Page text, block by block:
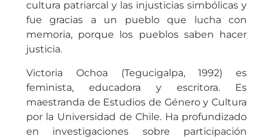
cultura patriarcal y las injusticias simbólicas y
fue gracias a un pueblo que lucha con
memoria, porque los pueblos saben hacer
justicia.
Victoria Ochoa (Tegucigalpa, 1992) es
feminista, educadora y escritora. Es
maestranda de Estudios de Género y Cultura
por la Universidad de Chile. Ha profundizado
en investigaciones sobre participación